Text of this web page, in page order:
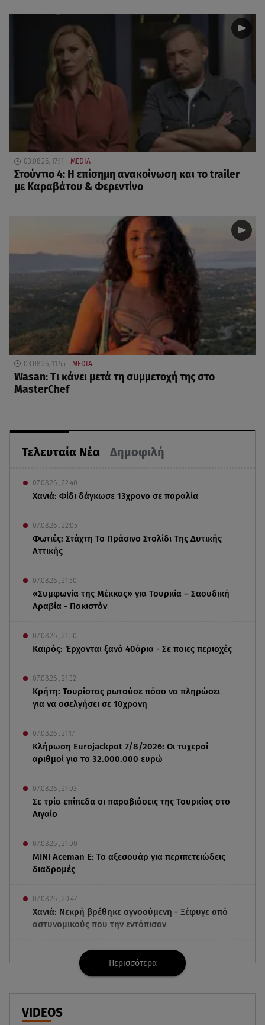
Τελευταία Νέα Δημοφιλή
07.08.26 , 22:40
Χανιά: Φίδι δάγκωσε 13χρονο σε παραλία
07.08.26 , 22:05
Φωτιές: Στάχτη Το Πράσινο Στολίδι Της Δυτικής
Αττικής
07.08.26 , 21:50
«Συμφωνία της Μέκκας» για Τουρκία – Σαουδική
Αραβία - Πακιστάν
07.08.26 , 21:50
Καιρός: Έρχονται ξανά 40άρια - Σε ποιες περιοχές
07.08.26 , 21:32
Κρήτη: Τουρίστας ρωτούσε πόσο να πληρώσει
για να ασελγήσει σε 10χρονη
07.08.26 , 21:17
Κλήρωση Eurojackpot 7/8/2026: Οι τυχεροί
αριθμοί για τα 32.000.000 ευρώ
07.08.26 , 21:03
Σε τρία επίπεδα οι παραβιάσεις της Τουρκίας στο
Αιγαίο
07.08.26 , 21:00
MINI Aceman E: Τα αξεσουάρ για περιπετειώδεις
διαδρομές
07.08.26 , 20:47
Χανιά: Νεκρή βρέθηκε αγνοούμενη - Ξέφυγε από
αστυνομικούς που την εντόπισαν
Μυστράς: Κρίσιμος για το κατηγορητήριο ο
χρόνος θανάτου του 90χρονου
07.08.26 , 20:13
Κυψέλη: Tι βρέθηκε στο διαμέρισμα της
Περισσότερα
VIDEOS
03.08.26, 17:11 MEDIA
Στούντιο 4: Η επίσημη ανακοίνωση και το trailer
με Καραβάτου & Φερεντίνο
03.08.26, 11:55 MEDIA
Wasan: Tι κάνει μετά τη συμμετοχή της στο
MasterChef